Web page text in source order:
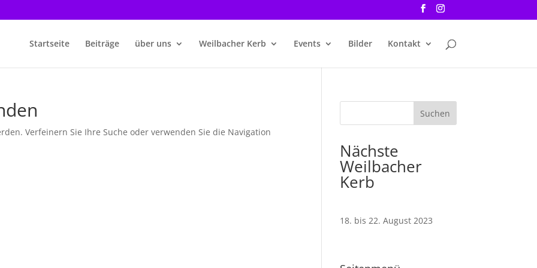
Startseite Beiträge über uns Weilbacher Kerb Events Bilder Kontakt
Verfeinern Sie Ihre Suche oder verwenden Sie die Navigation
Nächste
Weilbacher
Kerb
18. bis 22. August 2023